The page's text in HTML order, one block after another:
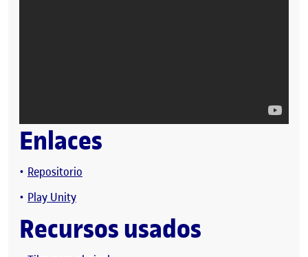
Enlaces
Repositorio
Play Unity
Recursos usados